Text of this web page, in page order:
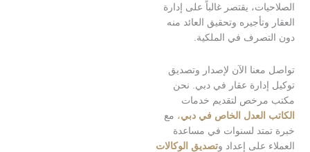
يقتصر غالباً على إدارة
وتحقيق العائد منه
في الملكية.
الآن لإصدار وتصديق
عقار في دبي. نحن
لتقديم خدمات
الخاص في دبي،مع
لسنوات في مساعدة
على إعداد وتصديق الوكالات